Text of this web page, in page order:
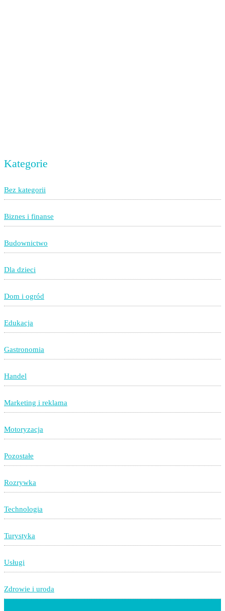
Kategorie
Bez kategorii
Biznes i finanse
Budownictwo
Dla dzieci
Dom i ogród
Edukacja
Gastronomia
Handel
Marketing i reklama
Motoryzacja
Pozostałe
Rozrywka
Technologia
Turystyka
Usługi
Zdrowie i uroda